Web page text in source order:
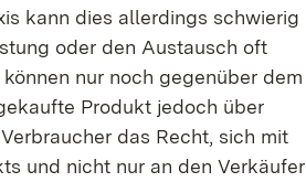
kann dies allerdings schwierig
oder den Austausch oft
nur noch gegenüber dem
Produkt jedoch über
das Recht, sich mit
und nicht nur an den Verkäufer